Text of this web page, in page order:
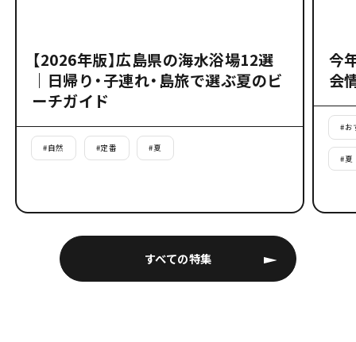
すべての特集
【2026年版】広島県の海水浴場12選
｜日帰り・子連れ・島旅で選ぶ夏のビ
ーチガイド
#自然 #定番 #夏
今
会
#お
#夏